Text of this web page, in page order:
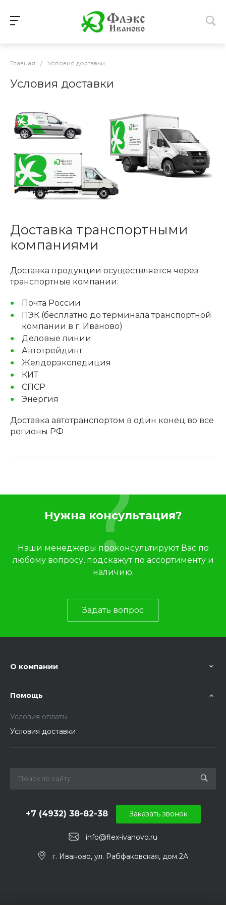
Главная / Условия доставки
Условия доставки
Доставка транспортными
компаниями
Доставка продукции осуществляется через
транспортные компании:
Почта России
ПЭК (бесплатно до терминала транспортной
компании в г. Иваново)
Деловые линии
Автотрейдинг
Желдорэкспедиция
КИТ
СПСР
Энергия
Доставка автотранспортом в один конец во все
регионы РФ
Нужна консультация?
Наши менеджеры проконсультируют Вас по
любому вопросу, подскажут по ассортименту и
наличию.
Задать вопрос
О компании
Помощь
Условия оплаты
Условия доставки
+7 (4932) 38-82-38
info@flex-ivanovo.ru
Заказать звонок
г. Иваново, ул. Рабфаковская, дом 2А